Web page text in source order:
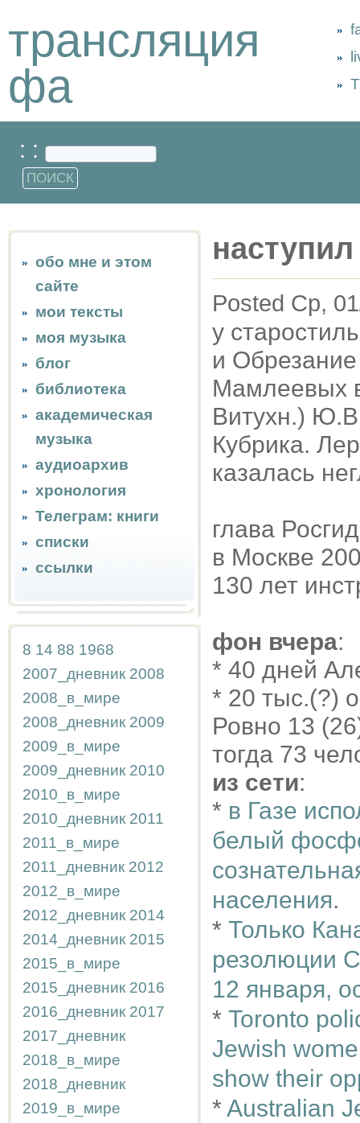
трансляция
фа
: :
обо мне и этом
сайте
мои тексты
моя музыка
блог
библиотека
академическая
музыка
аудиоархив
хронология
Телеграм: книги
списки
ссылки
8 14 88 1968
2007_дневник 2008
2008_в_мире
2008_дневник 2009
2009_в_мире
2009_дневник 2010
2010_в_мире
2010_дневник 2011
2011_в_мире
2011_дневник 2012
2012_в_мире
2012_дневник 2014
2014_дневник 2015
2015_в_мире
2015_дневник 2016
2016_дневник 2017
2017_дневник
2018_в_мире
2018_дневник
2019_в_мире
Posted Ср,
у
и
Мамлеевых
Витухн.)
Кубрика.
казалась
глава
в Москве
130 лет
фон вчера:
* 40 дней
* 20 тыс.(?)
Ровно 13
тогда 73
из сети:
* в Газе
белый
населения.
* Только
резолюции
12 января,
* Toronto
Jewish
show their
* Australian